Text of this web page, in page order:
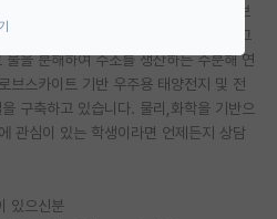
로부터 전기를 생산하는 장치인 페로브
접합 태양전지(Photovoltaic) 입니다. 그
을 분해하여 수소를 생산하는 수분해 연
브스카이트 기반 우주용 태양전지 및 전
구축하고 있습니다. 물리,화학을 기반으
관심이 있는 학생이라면 언제든지 상담
있으신분